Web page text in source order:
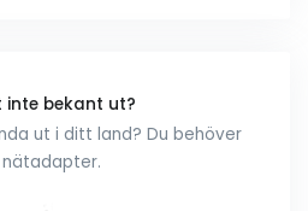
inte bekant ut?
ut i ditt land? Du behöver
nätadapter.